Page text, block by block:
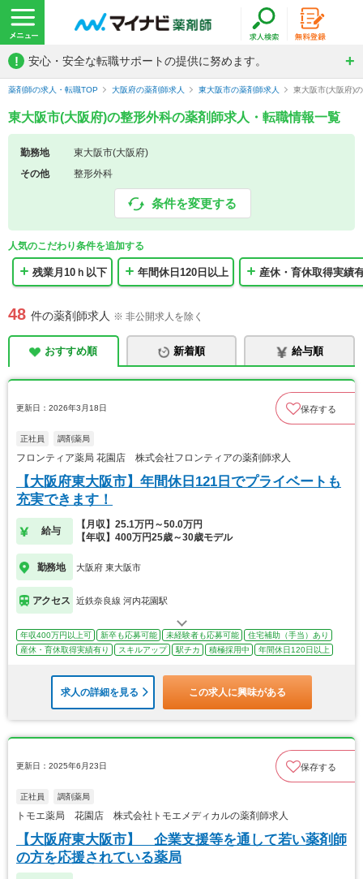
! 安心・安全な転職サポートの提供に努めます。
薬剤師の求人・転職TOP 大阪府の薬剤師求人 東大阪市の薬剤師求人 東大阪市(大阪府)
東大阪市(大阪府)の整形外科の薬剤師求人・転職情報一覧
勤務地
東大阪市(大阪府)
その他
整形外科
条件を変更する
人気のこだわり条件を追加する
残業月10ｈ以下 年間休日120日以上 産休・育休取得実績
48 件の薬剤師求人 ※ 非公開求人を除く
おすすめ順 新着順 給与順
更新日：2026年3月18日 保存する
正社員 調剤薬局
フロンティア薬局 花園店 株式会社フロンティアの薬剤師求人
【大阪府東大阪市】年間休日121日でプライベートも
充実できます！
給与
【月収】25.1万円～50.0万円
【年収】400万円25歳～30歳モデル
勤務地 大阪府 東大阪市
アクセス 近鉄奈良線 河内花園駅
年収400万円以上可 新卒も応募可能 未経験者も応募可能
住宅補助（手当）あり
産休・育休取得実績有り
スキルアップ 駅チカ 積極採用中 年間休日120日以上
求人の詳細を見る この求人に興味がある
更新日：2025年6月23日 保存する
正社員 調剤薬局
トモエ薬局 花園店 株式会社トモエメディカルの薬剤師求人
【大阪府東大阪市】 企業支援等を通して若い薬剤師
の方を応援されている薬局